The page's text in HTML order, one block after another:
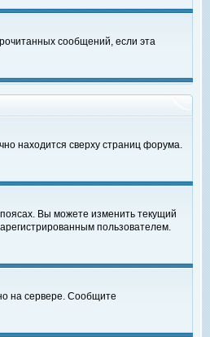
сообщений, если эта
находится сверху страниц форума.
Вы можете изменить текущий
пользователем.
на сервере. Сообщите